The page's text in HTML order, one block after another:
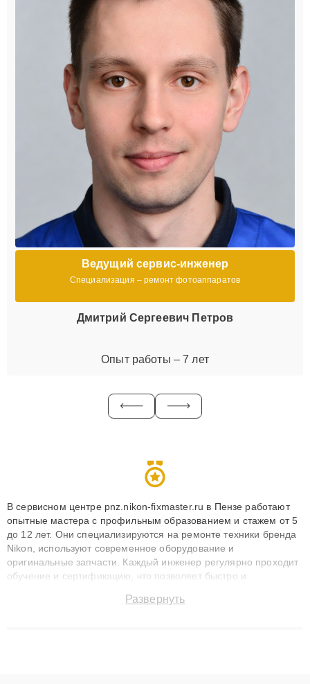
Ведущий сервис-инженер
Специализация – ремонт фотоаппаратов
Дмитрий Сергеевич Петров
Опыт работы – 7 лет
В сервисном центре pnz.nikon-fixmaster.ru в Пензе работают
опытные мастера с профильным образованием и стажем от 5
до 12 лет. Они специализируются на ремонте техники бренда
Nikon, используют современное оборудование и
оригинальные запчасти. Каждый инженер регулярно проходит
обучение и сертификацию, что позволяет быстро и
сохранением гарантии до 3 лет. Наши мастера решают
Развернуть